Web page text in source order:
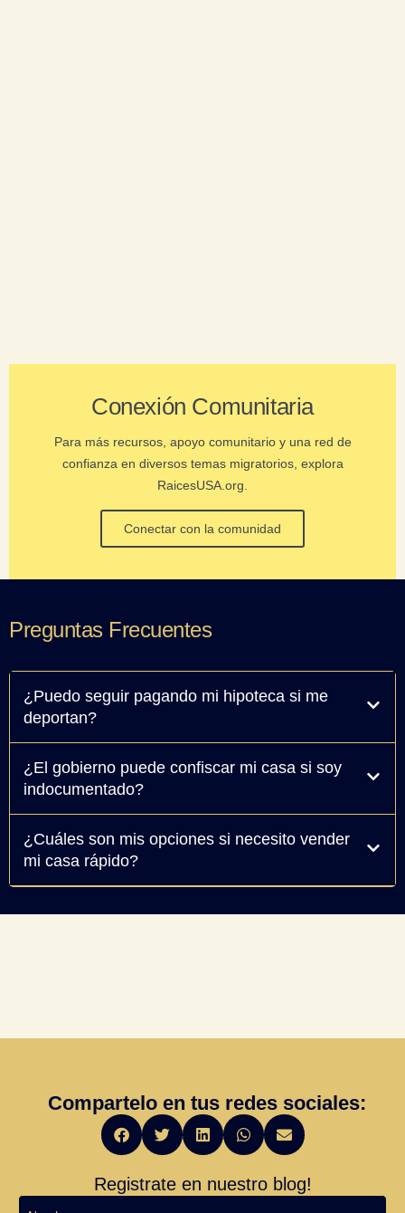
Conexión Comunitaria
Para más recursos, apoyo comunitario y una red de
confianza en diversos temas migratorios, explora
RaicesUSA.org.
Conectar con la comunidad
Preguntas Frecuentes​
¿Puedo seguir pagando mi hipoteca si me
deportan?
¿El gobierno puede confiscar mi casa si soy
indocumentado?
¿Cuáles son mis opciones si necesito vender
mi casa rápido?
Compartelo en tus redes sociales:
Registrate en nuestro blog!